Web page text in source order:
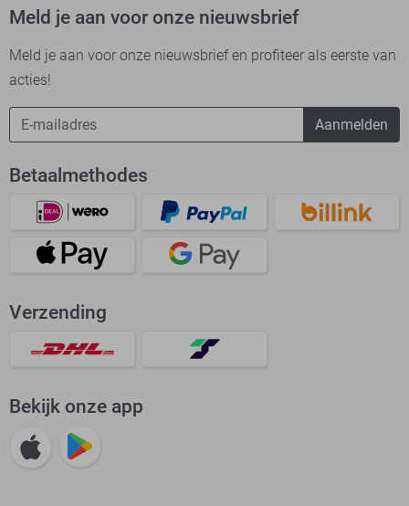
Meld je aan voor onze nieuwsbrief
Meld je aan voor onze nieuwsbrief en profiteer als eerste van
acties!
Aanmelden
Betaalmethodes
Verzending
Bekijk onze app